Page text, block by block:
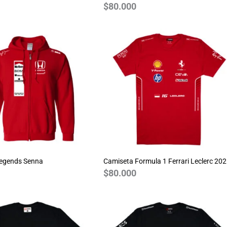
$80.000
Senna Camiseta Formula 1 Ferrari Leclerc
$80.000